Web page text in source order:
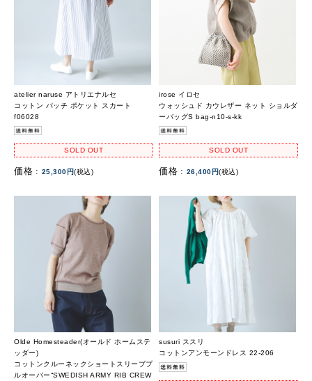
atelier naruse アトリエナルセ
コットン パッチ ポケット スカート
f06028
SOLD OUT
価格 : 25,300円(税込)
irose イロセ
ウォッシュド カウレザー ネット ショルダ
ーバッグS bag-n10-s-kk
SOLD OUT
価格 : 26,400円(税込)
Olde Homesteader(オールド ホームステ
ッダー)
コットンクルーネックショートスリーブプ
ルオーバー“SWEDISH ARMY RIB CREW
susuri ススリ
コットンアンモーンドレス 22-206